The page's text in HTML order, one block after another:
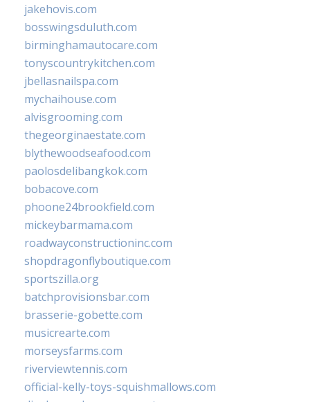
jakehovis.com
bosswingsduluth.com
birminghamautocare.com
tonyscountrykitchen.com
jbellasnailspa.com
mychaihouse.com
alvisgrooming.com
thegeorginaestate.com
blythewoodseafood.com
paolosdelibangkok.com
bobacove.com
phoone24brookfield.com
mickeybarmama.com
roadwayconstructioninc.com
shopdragonflyboutique.com
sportszilla.org
batchprovisionsbar.com
brasserie-gobette.com
musicrearte.com
morseysfarms.com
riverviewtennis.com
official-kelly-toys-squishmallows.com